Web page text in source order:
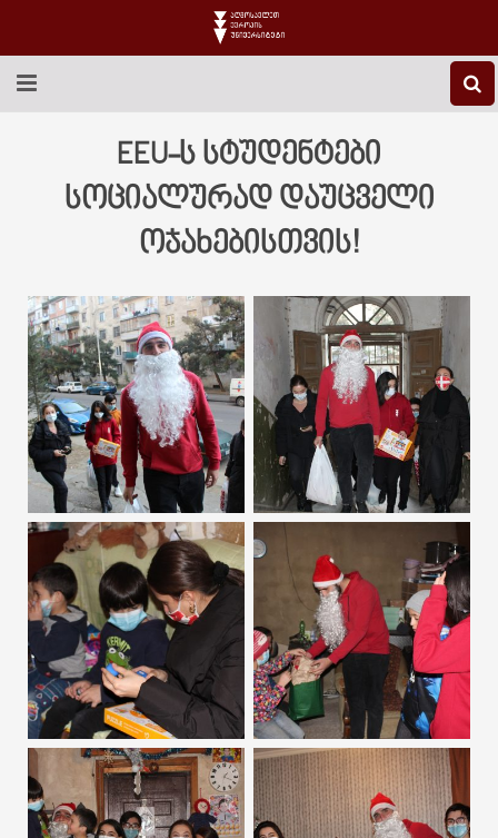
EEU-Ს ᲨᲔᲡᲐᲮᲔᲑ
ᲒᲐᲜᲐᲗᲚᲔᲑᲐ
ᲑᲘᲑᲚᲘᲝᲗᲔᲙᲐ
ᲡᲢᲣᲓᲔᲜᲢᲣᲠᲘ ᲪᲮᲝᲕᲠᲔᲑᲐ
ᲙᲝᲜᲢᲐᲥᲢᲘ
EEU-ს სტუდენტები
სოციალურად დაუცველი
ოჯახებისთვის!